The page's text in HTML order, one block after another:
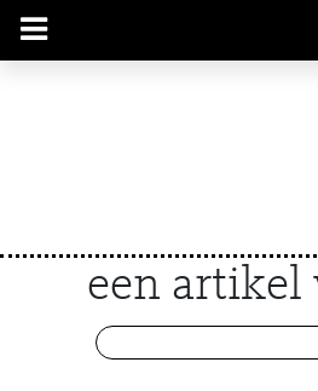
een artikel